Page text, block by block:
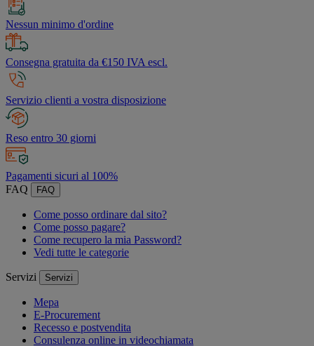
Nessun minimo d'ordine
Consegna gratuita da €150 IVA escl.
Servizio clienti a vostra disposizione
Reso entro 30 giorni
Pagamenti sicuri al 100%
FAQ
FAQ
Come posso ordinare dal sito?
Come posso pagare?
Come recupero la mia Password?
Vedi tutte le categorie
Servizi Servizi
Mepa
E-Procurement
Recesso e postvendita
Consulenza online in videochiamata